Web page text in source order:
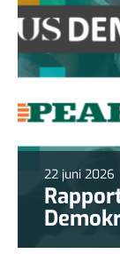
22 juni 2026